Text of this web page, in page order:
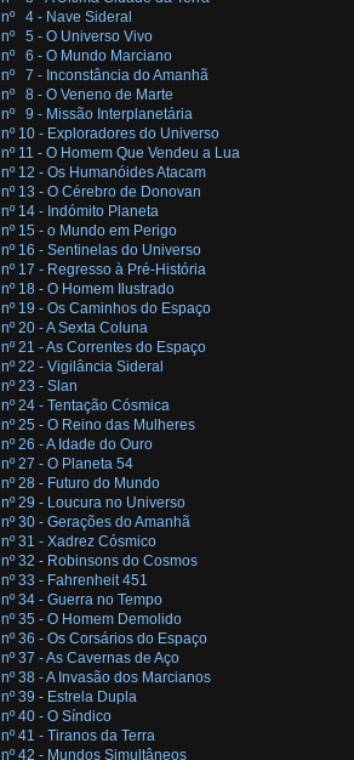
nº 4 - Nave Sideral
nº 5 - O Universo Vivo
nº 6 - O Mundo Marciano
nº 7 - Inconstância do Amanhã
nº 8 - O Veneno de Marte
nº 9 - Missão Interplanetária
nº 10 - Exploradores do Universo
nº 11 - O Homem Que Vendeu a Lua
nº 12 - Os Humanóides Atacam
nº 13 - O Cérebro de Donovan
nº 14 - Indómito Planeta
nº 15 - o Mundo em Perigo
nº 16 - Sentinelas do Universo
nº 17 - Regresso à Pré-História
nº 18 - O Homem Ilustrado
nº 19 - Os Caminhos do Espaço
nº 20 - A Sexta Coluna
nº 21 - As Correntes do Espaço
nº 22 - Vigilância Sideral
nº 23 - Slan
nº 24 - Tentação Cósmica
nº 25 - O Reino das Mulheres
nº 26 - A Idade do Ouro
nº 27 - O Planeta 54
nº 28 - Futuro do Mundo
nº 29 - Loucura no Universo
nº 30 - Gerações do Amanhã
nº 31 - Xadrez Cósmico
nº 32 - Robinsons do Cosmos
nº 33 - Fahrenheit 451
nº 34 - Guerra no Tempo
nº 35 - O Homem Demolido
nº 36 - Os Corsários do Espaço
nº 37 - As Cavernas de Aço
nº 38 - A Invasão dos Marcianos
nº 39 - Estrela Dupla
nº 40 - O Síndico
nº 41 - Tiranos da Terra
nº 42 - Mundos Simultâneos